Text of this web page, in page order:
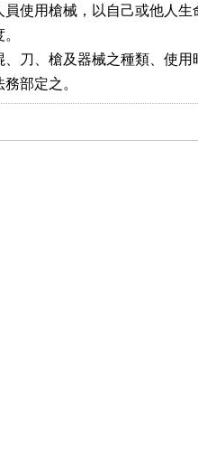
員使用槍械，以自己或他人
、刀、槍及器械之種類、使
部定之。